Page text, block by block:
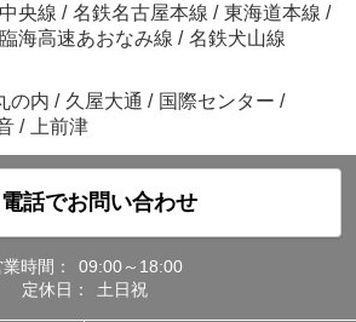
中央線 / 名鉄名古屋本線 / 東海道本線 /
海高速あおなみ線 / 名鉄犬山線
の内 / 久屋大通 / 国際センター /
/ 上前津
電話でお問い合わせ
時間：
09:00～18:00
定休日：
土日祝